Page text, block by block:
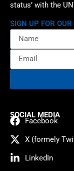
status’ with the
SIGN UP FOR OUR
SOCIAL MEDIA
Facebook
X (formely
LinkedIn